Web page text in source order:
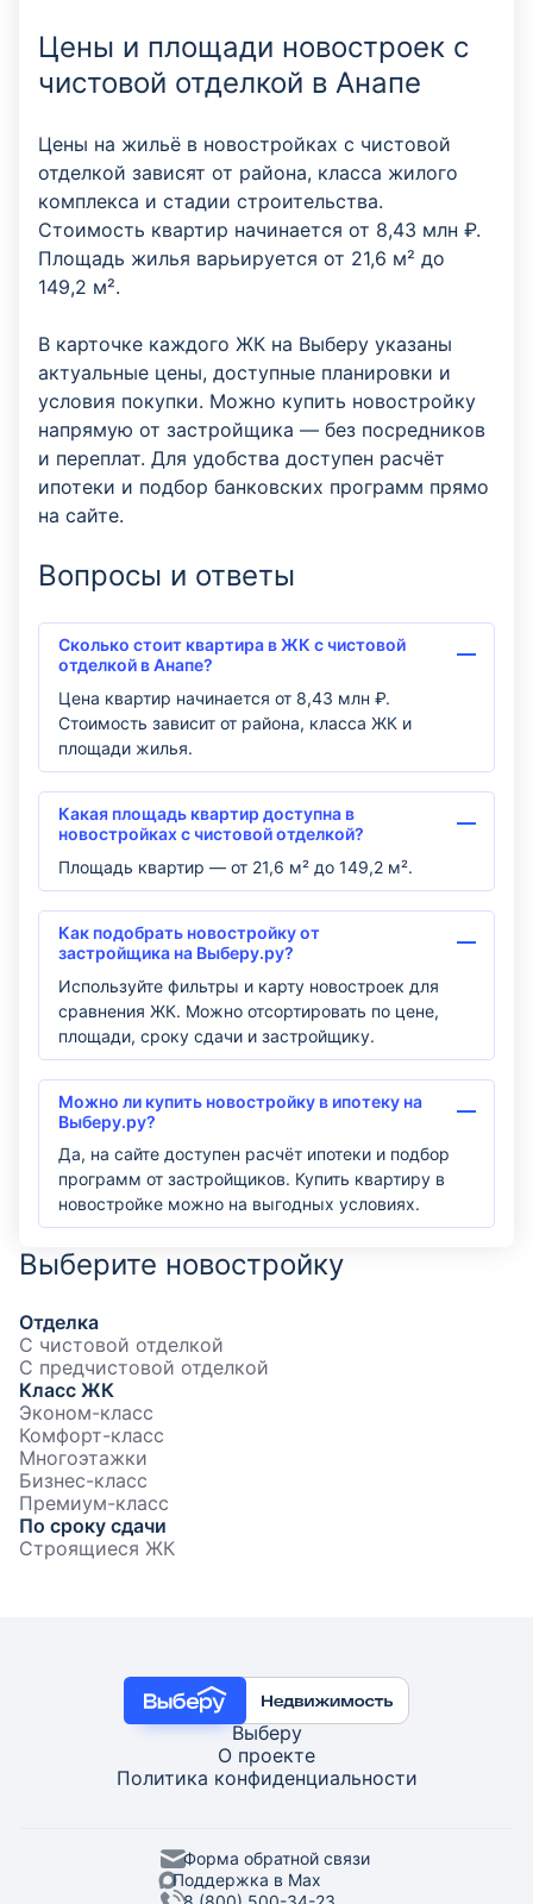
Цены и площади новостроек с
чистовой отделкой в Анапе
Цены на жильё в новостройках с чистовой
отделкой зависят от района, класса жилого
комплекса и стадии строительства.
Стоимость квартир начинается от 8,43 млн ₽.
Площадь жилья варьируется от 21,6 м² до
149,2 м².
В карточке каждого ЖК на Выберу указаны
актуальные цены, доступные планировки и
условия покупки. Можно купить новостройку
напрямую от застройщика — без посредников
и переплат. Для удобства доступен расчёт
ипотеки и подбор банковских программ прямо
на сайте.
Вопросы и ответы
Сколько стоит квартира в ЖК с чистовой
отделкой в Анапе?
Цена квартир начинается от 8,43 млн ₽.
Стоимость зависит от района, класса ЖК и
площади жилья.
Какая площадь квартир доступна в
новостройках с чистовой отделкой?
Площадь квартир — от 21,6 м² до 149,2 м².
Как подобрать новостройку от
застройщика на Выберу.ру?
Используйте фильтры и карту новостроек для
сравнения ЖК. Можно отсортировать по цене,
площади, сроку сдачи и застройщику.
Можно ли купить новостройку в ипотеку на
Выберу.ру?
Да, на сайте доступен расчёт ипотеки и подбор
программ от застройщиков. Купить квартиру в
новостройке можно на выгодных условиях.
Выберите новостройку
Отделка
С чистовой отделкой
С предчистовой отделкой
Класс ЖК
Эконом-класс
Комфорт-класс
Многоэтажки
Бизнес-класс
Премиум-класс
По сроку сдачи
Строящиеся ЖК
Выберу
О проекте
Политика конфиденциальности
Форма обратной связи
Поддержка в Max